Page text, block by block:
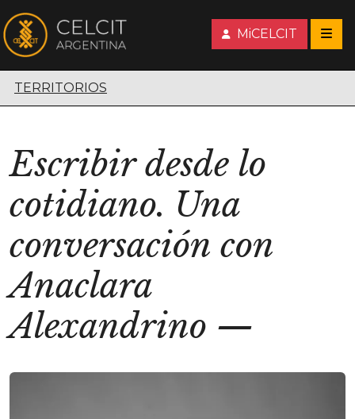
MiCELCIT
Territorios escénicos
TERRITORIOS
Escribir desde lo
cotidiano. Una
conversación con
Anaclara
Alexandrino —